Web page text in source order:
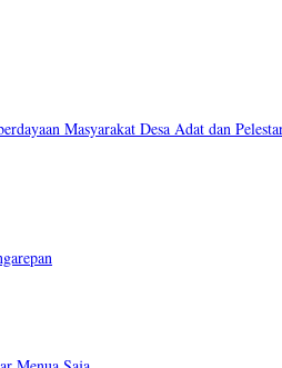
Masyarakat Desa Adat dan